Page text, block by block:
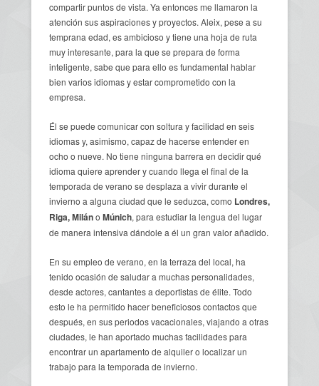
compartir puntos de vista. Ya entonces me llamaron la
atención sus aspiraciones y proyectos. Aleix, pese a su
temprana edad, es ambicioso y tiene una hoja de ruta
muy interesante, para la que se prepara de forma
inteligente, sabe que para ello es fundamental hablar
bien varios idiomas y estar comprometido con la
empresa.
Él se puede comunicar con soltura y facilidad en seis
idiomas y, asimismo, capaz de hacerse entender en
ocho o nueve. No tiene ninguna barrera en decidir qué
idioma quiere aprender y cuando llega el final de la
temporada de verano se desplaza a vivir durante el
invierno a alguna ciudad que le seduzca, como Londres,
Riga, Miláno Múnich, para estudiar la lengua del lugar
de manera intensiva dándole a él un gran valor añadido.
En su empleo de verano, en la terraza del local, ha
tenido ocasión de saludar a muchas personalidades,
desde actores, cantantes a deportistas de élite. Todo
esto le ha permitido hacer beneficiosos contactos que
después, en sus periodos vacacionales, viajando a otras
ciudades, le han aportado muchas facilidades para
encontrar un apartamento de alquiler o localizar un
trabajo para la temporada de invierno.